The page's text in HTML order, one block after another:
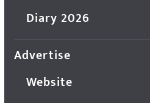
Diary 2026
Advertise
Website